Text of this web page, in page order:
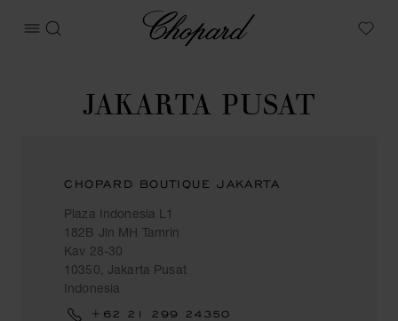
메뉴 열기
검색
Chopard
My
JAKARTA PUSAT
CHOPARD BOUTIQUE JAKARTA
Plaza Indonesia L1
182B Jln MH Tamrin
Kav 28-30
10350, Jakarta Pusat
Indonesia
+62 21 299 24350